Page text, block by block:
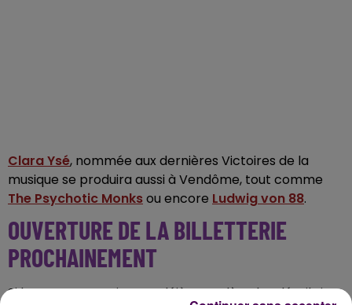
Clara Ysé, nommée aux dernières Victoires de la
musique se produira aussi à Vendôme, tout comme
The Psychotic Monksou encore Ludwig von 88.
OUVERTURE DE LA BILLETTERIE
PROCHAINEMENT
Si la programmation est déjà complète, les détails jour